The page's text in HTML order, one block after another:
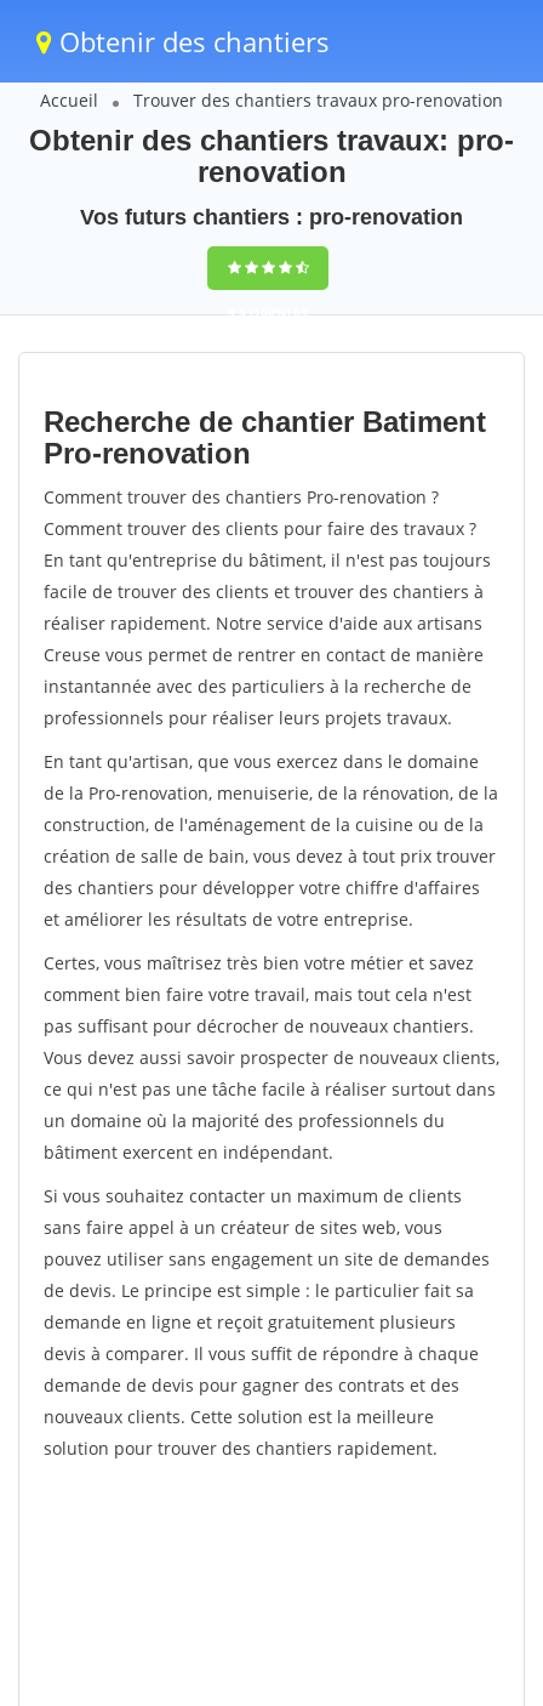
Obtenir des chantiers
Accueil Trouver des chantiers travaux pro-renovation
Obtenir des chantiers travaux: pro-
renovation
Vos futurs chantiers : pro-renovation
9,5(100%)63
votes
Recherche de chantier Batiment
Pro-renovation
Comment trouver des chantiers Pro-renovation ?
Comment trouver des clients pour faire des travaux ?
En tant qu'entreprise du bâtiment, il n'est pas toujours
facile de trouver des clients et trouver des chantiers à
réaliser rapidement. Notre service d'aide aux artisans
Creuse vous permet de rentrer en contact de manière
instantannée avec des particuliers à la recherche de
professionnels pour réaliser leurs projets travaux.
En tant qu'artisan, que vous exercez dans le domaine
de la Pro-renovation, menuiserie, de la rénovation, de la
construction, de l'aménagement de la cuisine ou de la
création de salle de bain, vous devez à tout prix trouver
des chantiers pour développer votre chiffre d'affaires
et améliorer les résultats de votre entreprise.
Certes, vous maîtrisez très bien votre métier et savez
comment bien faire votre travail, mais tout cela n'est
pas suffisant pour décrocher de nouveaux chantiers.
Vous devez aussi savoir prospecter de nouveaux clients,
ce qui n'est pas une tâche facile à réaliser surtout dans
un domaine où la majorité des professionnels du
bâtiment exercent en indépendant.
Si vous souhaitez contacter un maximum de clients
sans faire appel à un créateur de sites web, vous
pouvez utiliser sans engagement un site de demandes
de devis. Le principe est simple : le particulier fait sa
demande en ligne et reçoit gratuitement plusieurs
devis à comparer. Il vous suffit de répondre à chaque
demande de devis pour gagner des contrats et des
nouveaux clients. Cette solution est la meilleure
solution pour trouver des chantiers rapidement.